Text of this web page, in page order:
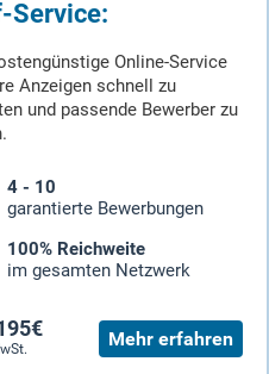
Service:
Online-Service
Anzeigen schnell zu
und passende Bewerber zu
4 - 10
garantierte Bewerbungen
100% Reichweite
im gesamten Netzwerk
Mehr erfahren